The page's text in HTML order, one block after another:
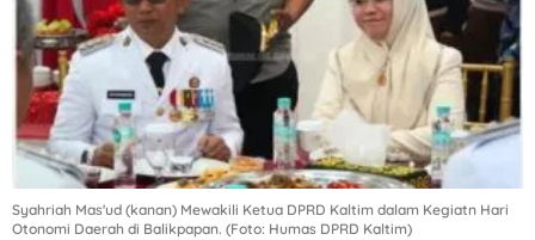
Syahriah Mas'ud (kanan) Mewakili Ketua DPRD Kaltim dalam Kegiatn Hari
Otonomi Daerah di Balikpapan. (Foto: Humas DPRD Kaltim)